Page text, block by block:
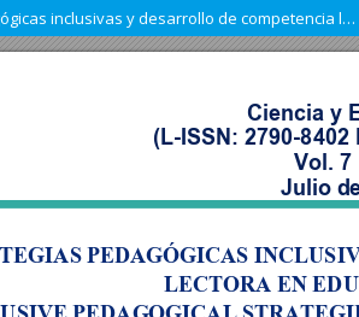
Estrategias pedagógicas inclusivas y desarrollo de competencia lectora en Educación Básica